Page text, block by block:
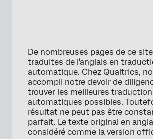
De nombreuses pages de ce
traduites de l'anglais en
automatique. Chez Qualtrics,
accompli notre devoir de
trouver les meilleures
automatiques possibles.
résultat ne peut pas être
parfait. Le texte original en
considéré comme la version